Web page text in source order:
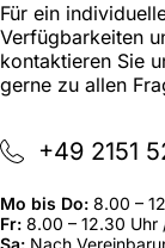
Für ein
Verfügbarkeiten
kontaktieren Sie
gerne zu allen
+49 2151
Mo bis Do: 8.00 –
Fr: 8.00 – 12.30 Uhr